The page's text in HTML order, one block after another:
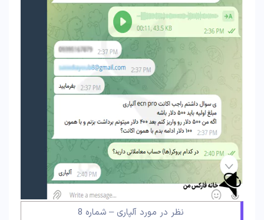
نظر در مورد آلپاری – شماره 8